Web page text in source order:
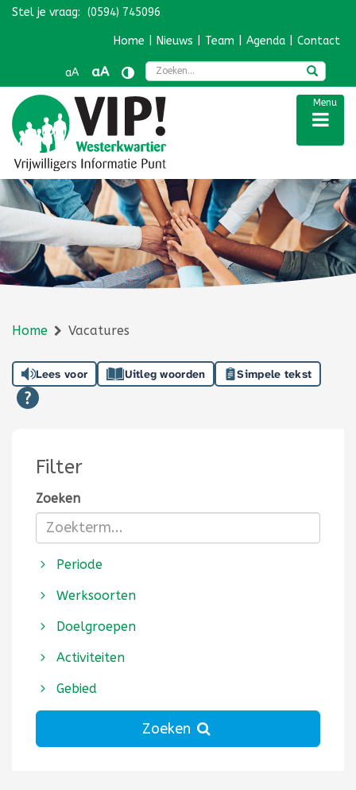
Navigatie overslaan
Stel je vraag: (0594) 745096
Home Nieuws Team Agenda Contact
aA aA
Menu
Home Vacatures
Lees voor Uitleg woorden Simpele tekst
Filter
Zoeken
Periode
Werksoorten
Doelgroepen
Activiteiten
Gebied
Zoeken